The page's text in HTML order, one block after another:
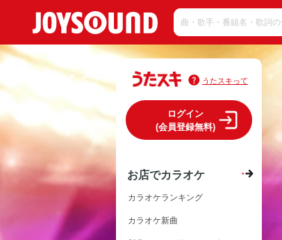
うたスキって
ログイン
(会員登録無料)
お店でカラオケ
カラオケランキング
カラオケ新曲